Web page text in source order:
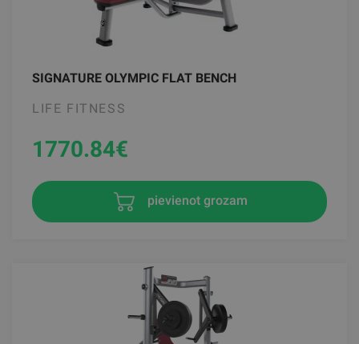
SIGNATURE OLYMPIC FLAT BENCH
LIFE FITNESS
1770.84€
pievienot grozam